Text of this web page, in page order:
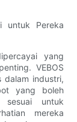
untuk Pereka
yang
VEBOS
dalam industri,
yang boleh
untuk
mereka